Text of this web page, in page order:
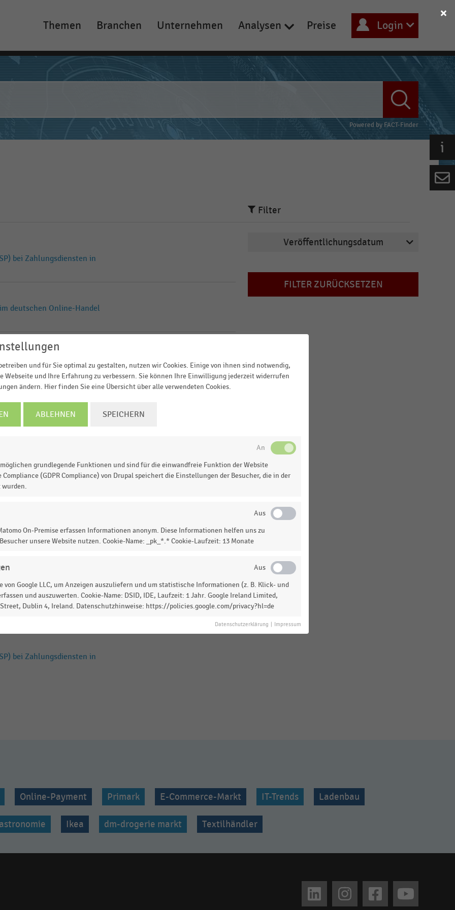
Main
navigation
Themen Branchen Unternehmen Analysen Preise Login
Powered by FACT-Finder
bei Zahlungsdiensten in
deutschen Online-Handel
bei Zahlungsdiensten in
deutschen Online-Handel
bei Zahlungsdiensten in
deutschen Online-Handel
bei Zahlungsdiensten in
deutschen Online-Handel
bei Zahlungsdiensten in
Filter
Veröffentlichungsdatum
2024
2023FILTER ZURÜCKSETZEN
Online-Payment Primark E-Commerce-Markt IT-Trends Ladenbau
Ikea dm-drogerie markt Textilhändler
und für Sie optimal zu gestalten, nutzen wir Cookies. Einige von ihnen sind notwendig,
Webseite und Ihre Erfahrung zu verbessern. Sie können Ihre Einwilligung jederzeit widerrufen
ändern. Hier finden Sie eine Übersicht über alle verwendeten Cookies.
ABLEHNEN SPEICHERN
grundlegende Funktionen und sind für die einwandfreie Funktion der Website
(GDPR Compliance) von Drupal speichert die Einstellungen der Besucher, die in der
wurden.
On-Premise erfassen Informationen anonym. Diese Informationen helfen uns zu
unsere Website nutzen. Cookie-Name: _pk_*.* Cookie-Laufzeit: 13 Monate
von Google LLC, um Anzeigen auszuliefern und um statistische Informationen (z. B. Klick- und
und auszuwerten. Cookie-Name: DSID, IDE, Laufzeit: 1 Jahr. Google Ireland Limited,
Street, Dublin 4, Ireland. Datenschutzhinweise: https://policies.google.com/privacy?hl=de
Datenschutzerklärung Impressum